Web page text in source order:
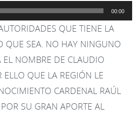
00:00
QUE TIENE LA
QUE SEA. NO HAY NINGUNO
NOMBRE DE CLAUDIO
ELLO QUE LA REGIÓN LE
CARDENAL RAÚL
SU GRAN APORTE AL